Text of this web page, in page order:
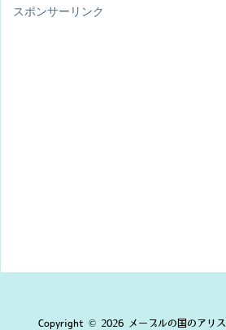
スポンサーリンク
Copyright © 2026 メープルの国のアリス